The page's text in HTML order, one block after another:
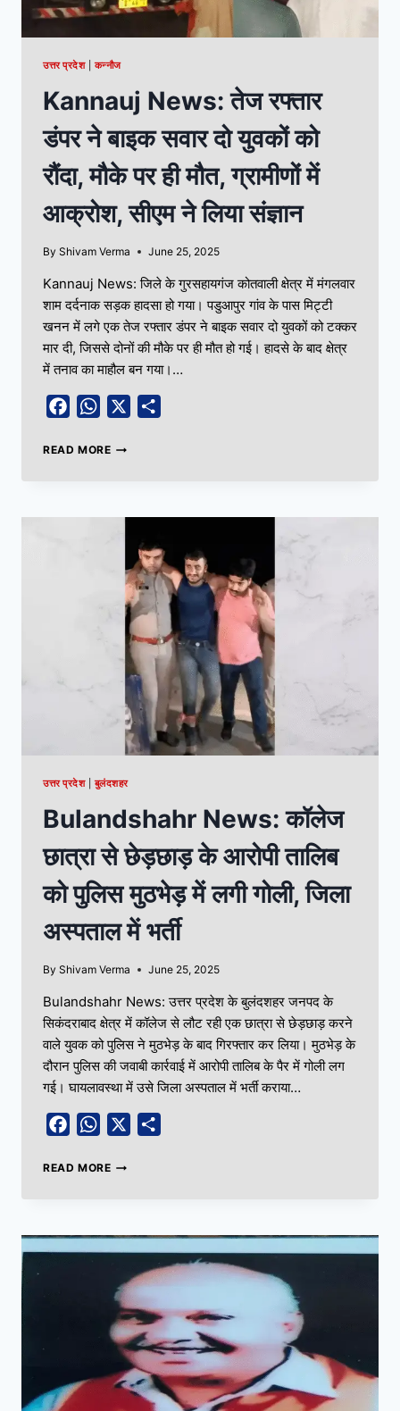
उत्तर प्रदेश|कन्नौज
Kannauj News: तेज रफ्तार
डंपर ने बाइक सवार दो युवकों को
रौंदा, मौके पर ही मौत, ग्रामीणों में
आक्रोश, सीएम ने लिया संज्ञान
By Shivam Verma June 25, 2025
Kannauj News: जिले के गुरसहायगंज कोतवाली क्षेत्र में मंगलवार
शाम दर्दनाक सड़क हादसा हो गया। पडुआपुर गांव के पास मिट्टी
खनन में लगे एक तेज रफ्तार डंपर ने बाइक सवार दो युवकों को टक्कर
मार दी, जिससे दोनों की मौके पर ही मौत हो गई। हादसे के बाद क्षेत्र
में तनाव का माहौल बन गया।…
FacebookWhatsApp
READ MORE
उत्तर प्रदेश|बुलंदशहर
Bulandshahr News: कॉलेज
छात्रा से छेड़छाड़ के आरोपी तालिब
को पुलिस मुठभेड़ में लगी गोली, जिला
अस्पताल में भर्ती
By Shivam Verma June 25, 2025
Bulandshahr News: उत्तर प्रदेश के बुलंदशहर जनपद के
सिकंदराबाद क्षेत्र में कॉलेज से लौट रही एक छात्रा से छेड़छाड़ करने
वाले युवक को पुलिस ने मुठभेड़ के बाद गिरफ्तार कर लिया। मुठभेड़ के
दौरान पुलिस की जवाबी कार्रवाई में आरोपी तालिब के पैर में गोली लग
गई। घायलावस्था में उसे जिला अस्पताल में भर्ती कराया…
FacebookWhatsApp
READ MORE